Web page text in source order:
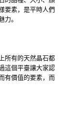
要素，是平時人們
力。
所有的天然晶石都
這個平臺讓大家認
有價值的要素，而